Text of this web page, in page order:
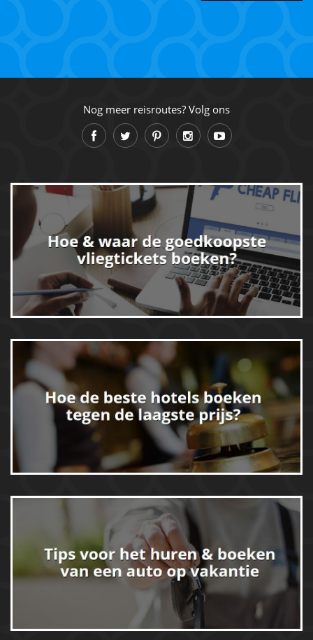
Nog meer reisroutes? Volg ons